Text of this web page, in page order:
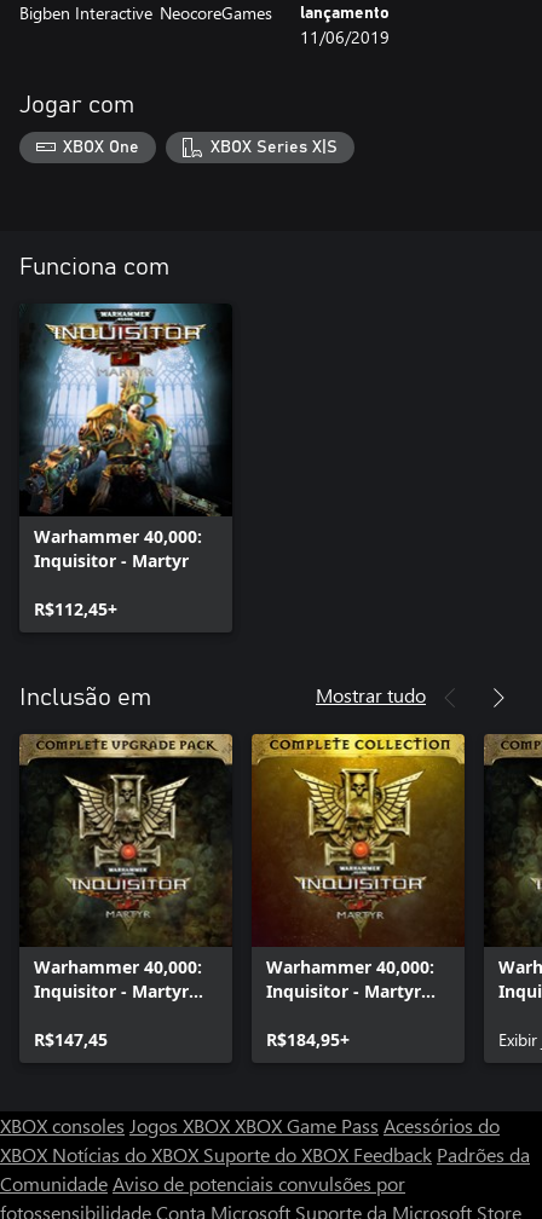
Bigben Interactive NeocoreGames
lançamento
11/06/2019
Jogar com
XBOX One XBOX Series X|S
Funciona com
Warhammer 40,000:
Inquisitor - Martyr
R$112,45+
Inclusão em Mostrar tudo
Warhammer 40,000:
Inquisitor - Martyr
Pack
R$147,45
Warhammer 40,000:
Inquisitor - Martyr
R$184,95+
Pack
XBOX consoles Jogos XBOXXBOX Game Pass Acessórios do
XBOX Notícias do XBOX Suporte do XBOX Feedback Padrões da
ComunidadeAviso de potenciais convulsões por
fotossensibilidadeConta Microsoft Suporte da Microsoft Store